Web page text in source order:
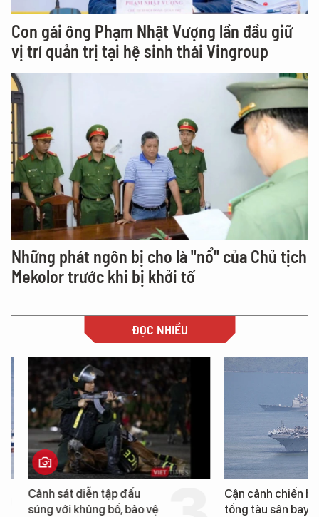
Con gái ông Phạm Nhật Vượng lần đầu giữ
vị trí quản trị tại hệ sinh thái Vingroup
Những phát ngôn bị cho là "nổ" của Chủ tịch
Mekolor trước khi bị khởi tố
ĐỌC NHIỀU
Cảnh sát diễn tập đấu
súng với khủng bố, bảo vệ
Cận cảnh chiến hạm
tống tàu sân bay USS